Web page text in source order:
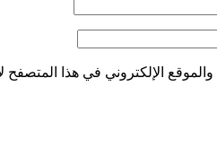
الإلكتروني في هذا المتصفح